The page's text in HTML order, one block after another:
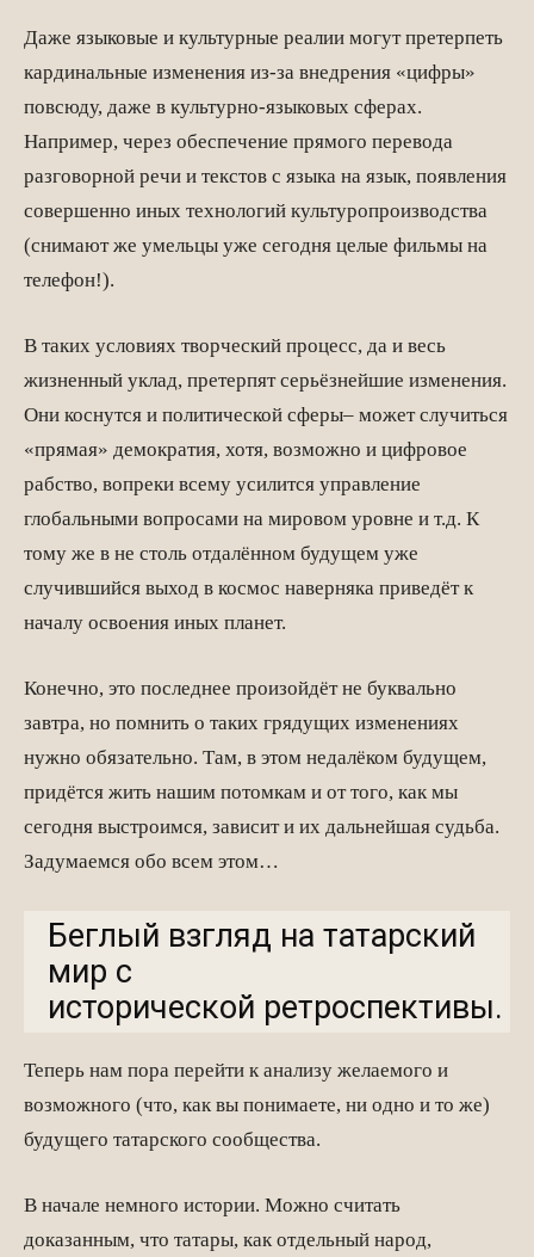
Даже языковые и культурные реалии могут претерпеть
кардинальные изменения из-за внедрения «цифры»
повсюду, даже в культурно-языковых сферах.
Например, через обеспечение прямого перевода
разговорной речи и текстов с языка на язык, появления
совершенно иных технологий культуропроизводства
(снимают же умельцы уже сегодня целые фильмы на
телефон!).
В таких условиях творческий процесс, да и весь
жизненный уклад, претерпят серьёзнейшие изменения.
Они коснутся и политической сферы– может случиться
«прямая» демократия, хотя, возможно и цифровое
рабство, вопреки всему усилится управление
глобальными вопросами на мировом уровне и т.д. К
тому же в не столь отдалённом будущем уже
случившийся выход в космос наверняка приведёт к
началу освоения иных планет.
Конечно, это последнее произойдёт не буквально
завтра, но помнить о таких грядущих изменениях
нужно обязательно. Там, в этом недалёком будущем,
придётся жить нашим потомкам и от того, как мы
сегодня выстроимся, зависит и их дальнейшая судьба.
Задумаемся обо всем этом…
Беглый взгляд на татарский
мир с
исторической ретроспективы.
Теперь нам пора перейти к анализу желаемого и
возможного (что, как вы понимаете, ни одно и то же)
будущего татарского сообщества.
В начале немного истории. Можно считать
доказанным, что татары, как отдельный народ,